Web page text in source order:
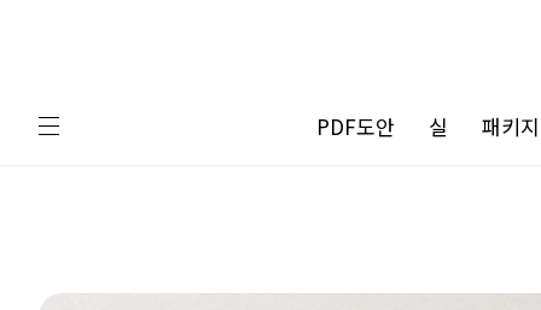
PDF도안 실 패키지